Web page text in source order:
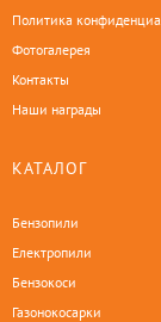
Политика
Фотогалерея
Контакты
Наши награды
КАТАЛОГ
Бензопили
Електропили
Бензокоси
Газонокосарки